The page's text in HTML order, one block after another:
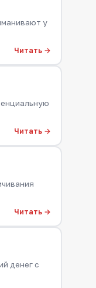
у
Читать →
Читать →
Читать →
денег с